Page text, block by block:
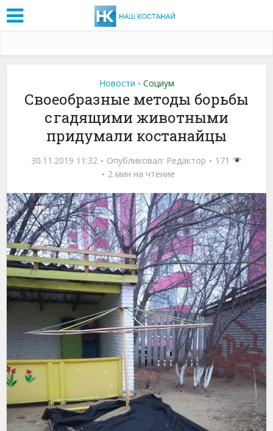
Новости • Социум
Своеобразные методы борьбы
с гадящими животными
придумали костанайцы
30.11.2019 11:32 Опубликовал: Редактор
171
2 мин на чтение